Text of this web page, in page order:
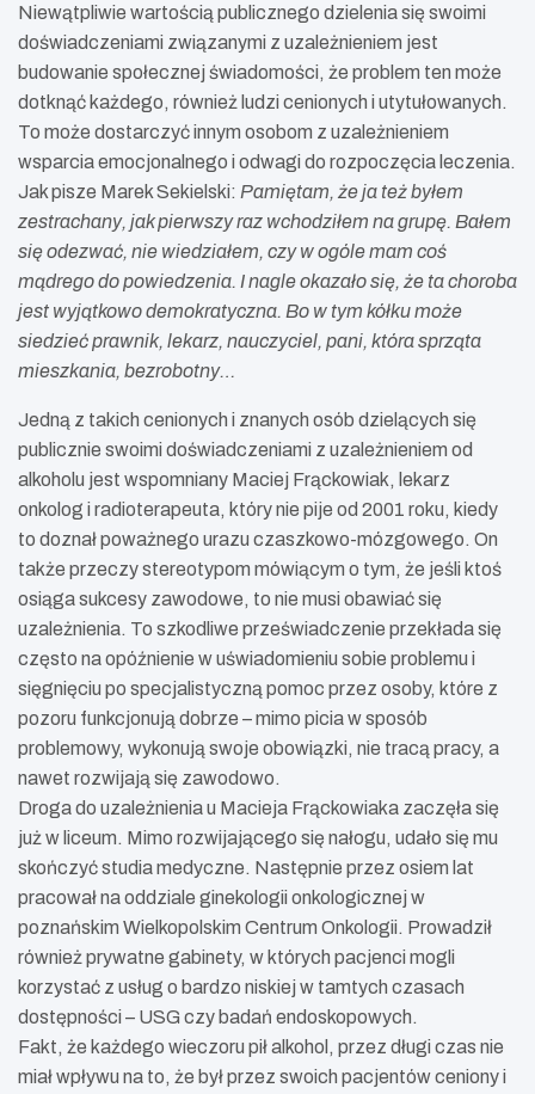
Niewątpliwie wartością publicznego dzielenia się swoimi
doświadczeniami związanymi z uzależnieniem jest
budowanie społecznej świadomości, że problem ten może
dotknąć każdego, również ludzi cenionych i utytułowanych.
To może dostarczyć innym osobom z uzależnieniem
wsparcia emocjonalnego i odwagi do rozpoczęcia leczenia.
Jak pisze Marek Sekielski: Pamiętam, że ja też byłem
zestrachany, jak pierwszy raz wchodziłem na grupę. Bałem
się odezwać, nie wiedziałem, czy w ogóle mam coś
mądrego do powiedzenia. I nagle okazało się, że ta choroba
jest wyjątkowo demokratyczna. Bo w tym kółku może
siedzieć prawnik, lekarz, nauczyciel, pani, która sprząta
mieszkania, bezrobotny…
Jedną z takich cenionych i znanych osób dzielących się
publicznie swoimi doświadczeniami z uzależnieniem od
alkoholu jest wspomniany Maciej Frąckowiak, lekarz
onkolog i radioterapeuta, który nie pije od 2001 roku, kiedy
to doznał poważnego urazu czaszkowo-mózgowego. On
także przeczy stereotypom mówiącym o tym, że jeśli ktoś
osiąga sukcesy zawodowe, to nie musi obawiać się
uzależnienia. To szkodliwe przeświadczenie przekłada się
często na opóźnienie w uświadomieniu sobie problemu i
sięgnięciu po specjalistyczną pomoc przez osoby, które z
pozoru funkcjonują dobrze – mimo picia w sposób
problemowy, wykonują swoje obowiązki, nie tracą pracy, a
nawet rozwijają się zawodowo.
Droga do uzależnienia u Macieja Frąckowiaka zaczęła się
już w liceum. Mimo rozwijającego się nałogu, udało się mu
skończyć studia medyczne. Następnie przez osiem lat
pracował na oddziale ginekologii onkologicznej w
poznańskim Wielkopolskim Centrum Onkologii. Prowadził
również prywatne gabinety, w których pacjenci mogli
korzystać z usług o bardzo niskiej w tamtych czasach
dostępności – USG czy badań endoskopowych.
Fakt, że każdego wieczoru pił alkohol, przez długi czas nie
miał wpływu na to, że był przez swoich pacjentów ceniony i